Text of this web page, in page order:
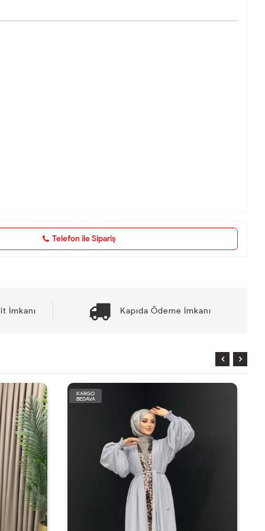
Telefon ile Sipariş
İmkanı Kapıda Ödeme İmkanı
KARGO
BEDAVA